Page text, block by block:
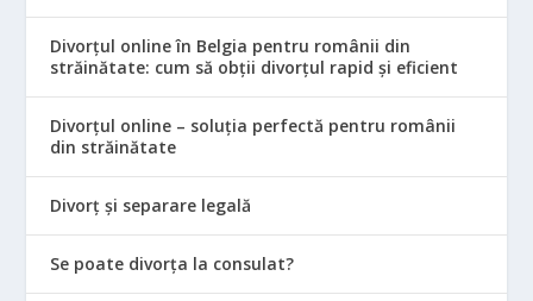
Divorțul online în Belgia pentru românii din
străinătate: cum să obții divorțul rapid și eficient
Divorțul online – soluția perfectă pentru românii
din străinătate
Divorț și separare legală
Se poate divorța la consulat?